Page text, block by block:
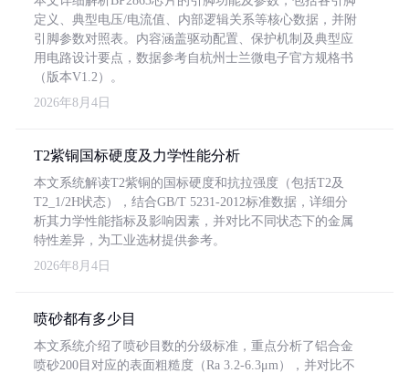
定义、典型电压/电流值、内部逻辑关系等核心数据，并附
引脚参数对照表。内容涵盖驱动配置、保护机制及典型应
用电路设计要点，数据参考自杭州士兰微电子官方规格书
（版本V1.2）。
2026年8月4日
T2紫铜国标硬度及力学性能分析
本文系统解读T2紫铜的国标硬度和抗拉强度（包括T2及
T2_1/2H状态），结合GB/T 5231-2012标准数据，详细分
析其力学性能指标及影响因素，并对比不同状态下的金属
特性差异，为工业选材提供参考。
2026年8月4日
喷砂都有多少目
本文系统介绍了喷砂目数的分级标准，重点分析了铝合金
喷砂200目对应的表面粗糙度（Ra 3.2-6.3μm），并对比不